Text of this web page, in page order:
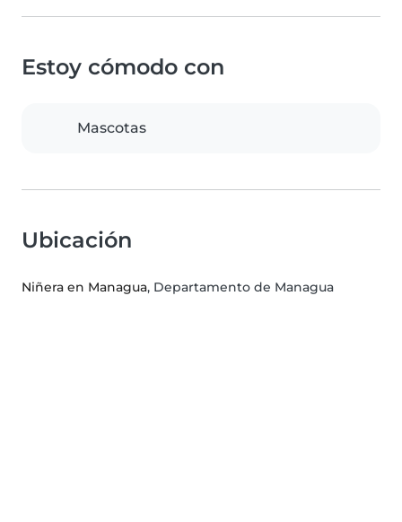
Estoy cómodo con
Mascotas
Ubicación
Niñera en Managua, Departamento de Managua